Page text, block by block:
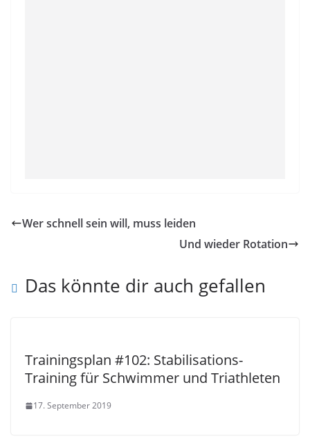
Wer schnell sein will, muss leiden
Und wieder Rotation
Das könnte dir auch gefallen
Trainingsplan #102: Stabilisations-
Training für Schwimmer und Triathleten
17. September 2019